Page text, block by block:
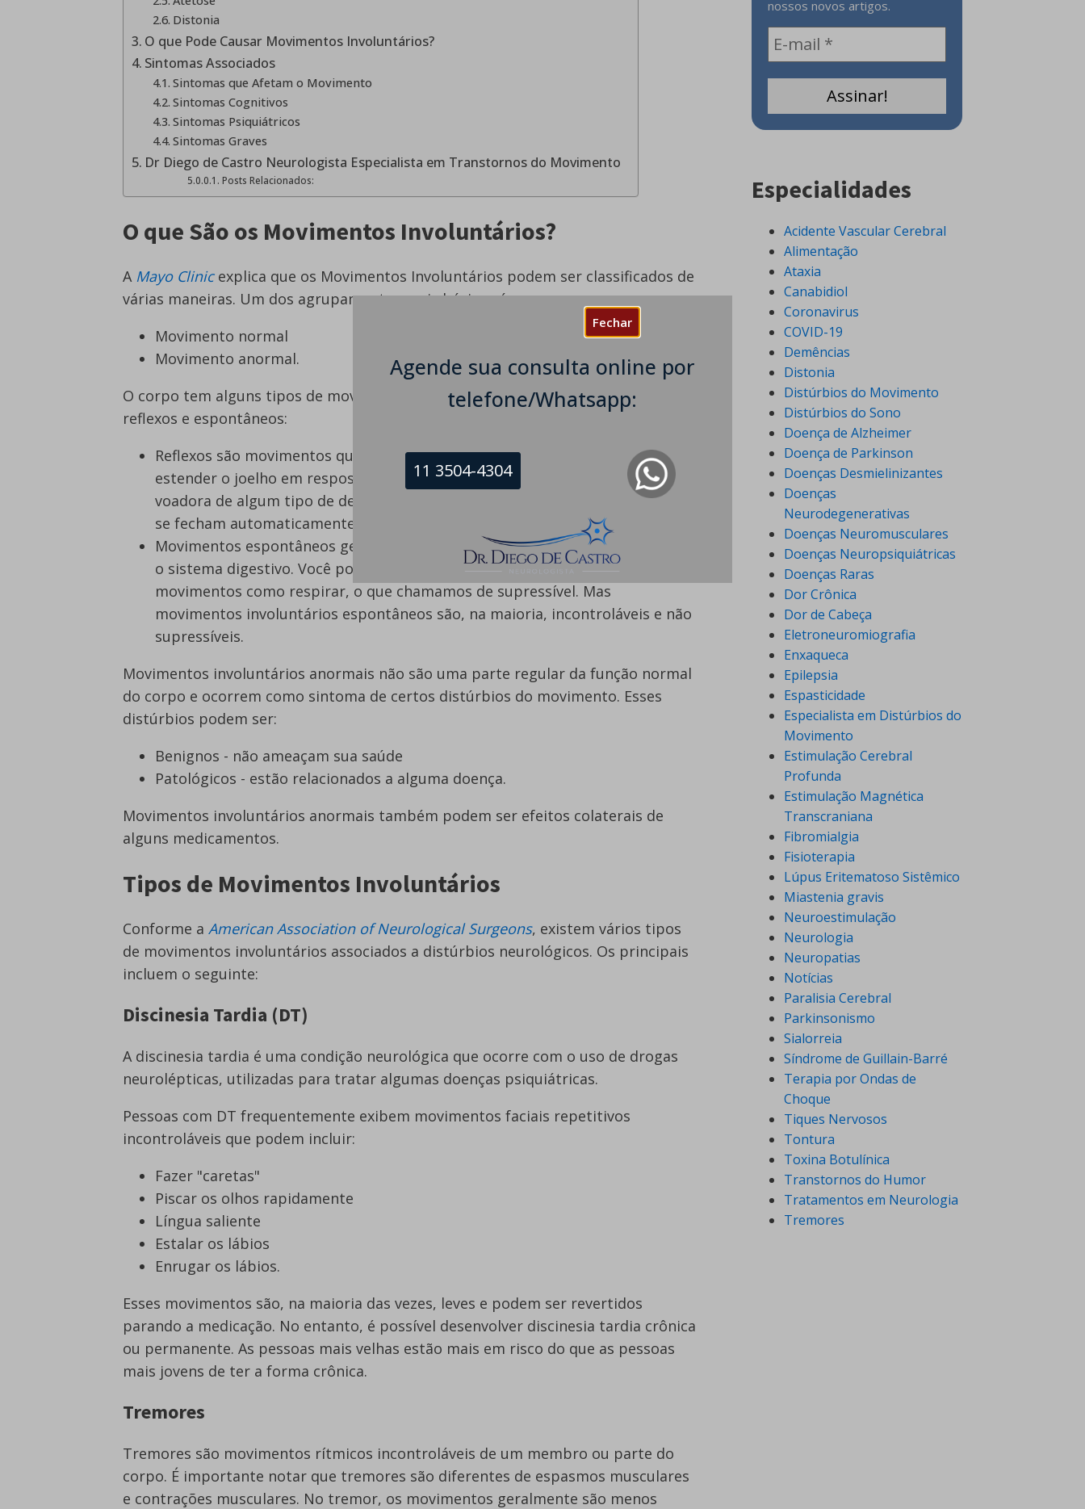
Fechar
Agende sua consulta online por
telefone/Whatsapp:
11 3504-4304
Distonia
O que Pode Causar Movimentos Involuntários?
Sintomas Associados
Sintomas que Afetam o Movimento
Sintomas Cognitivos
Sintomas Psiquiátricos
Sintomas Graves
Dr Diego de Castro Neurologista Especialista em Transtornos do Movimento
Posts Relacionados:
O que São os Movimentos Involuntários?
A Mayo Clinicexplica que os Movimentos Involuntários podem ser classificados de
várias maneiras. Um dos agrupamentos mais básicos é:
Movimento normal
Movimento anormal.
O corpo tem alguns tipos de movimentos involuntários normais, incluindo os
reflexos e espontâneos:
Reflexos são movimentos que resultam de algum tipo de estímulo, como
estender o joelho em resposta a um médico batendo nele. Se uma partícula
voadora de algum tipo de detrito se aproximar do seu rosto, suas pálpebras
se fecham automaticamente.
Movimentos espontâneos geralmente ocorrem em órgãos, como o coração e
o sistema digestivo. Você pode ter controle temporário sobre alguns desses
movimentos como respirar, o que chamamos de supressível. Mas
movimentos involuntários espontâneos são, na maioria, incontroláveis e não
supressíveis.
Movimentos involuntários anormais não são uma parte regular da função normal
do corpo e ocorrem como sintoma de certos distúrbios do movimento. Esses
distúrbios podem ser:
Benignos - não ameaçam sua saúde
Patológicos - estão relacionados a alguma doença.
Movimentos involuntários anormais também podem ser efeitos colaterais de
alguns medicamentos.
Tipos de Movimentos Involuntários
Conforme a American Association of Neurological Surgeons, existem vários tipos
de movimentos involuntários associados a distúrbios neurológicos. Os principais
incluem o seguinte:
Discinesia Tardia (DT)
A discinesia tardia é uma condição neurológica que ocorre com o uso de drogas
neurolépticas, utilizadas para tratar algumas doenças psiquiátricas.
Pessoas com DT frequentemente exibem movimentos faciais repetitivos
incontroláveis que podem incluir:
Fazer "caretas"
Piscar os olhos rapidamente
Língua saliente
Estalar os lábios
Enrugar os lábios.
Esses movimentos são, na maioria das vezes, leves e podem ser revertidos
parando a medicação. No entanto, é possível desenvolver discinesia tardia crônica
ou permanente. As pessoas mais velhas estão mais em risco do que as pessoas
mais jovens de ter a forma crônica.
Tremores
Tremores são movimentos rítmicos incontroláveis de um membro ou parte do
corpo. É importante notar que tremores são diferentes de espasmos musculares
e contrações musculares. No tremor, os movimentos geralmente são menos
nossos novos artigos.
Especialidades
Acidente Vascular Cerebral
Alimentação
Ataxia
Canabidiol
Coronavirus
COVID-19
Demências
Distonia
Distúrbios do Movimento
Distúrbios do Sono
Doença de Alzheimer
Doença de Parkinson
Doenças Desmielinizantes
Doenças
Neurodegenerativas
Doenças Neuromusculares
Doenças Neuropsiquiátricas
Doenças Raras
Dor Crônica
Dor de Cabeça
Eletroneuromiografia
Enxaqueca
Epilepsia
Espasticidade
Especialista em Distúrbios do
Movimento
Estimulação Cerebral
Profunda
Estimulação Magnética
Transcraniana
Fibromialgia
Fisioterapia
Lúpus Eritematoso Sistêmico
Miastenia gravis
Neuroestimulação
Neurologia
Neuropatias
Notícias
Paralisia Cerebral
Parkinsonismo
Sialorreia
Síndrome de Guillain-Barré
Terapia por Ondas de
Choque
Tiques Nervosos
Tontura
Toxina Botulínica
Transtornos do Humor
Tratamentos em Neurologia
Tremores